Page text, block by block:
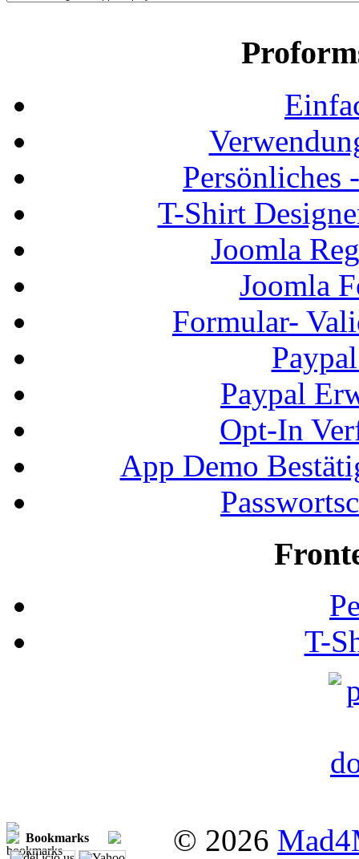
Persönliches
T-Shirt
Joomla
Joomla
Formular-
Paypal
Opt-In
App Demo
T-
Bookmarks © 2026